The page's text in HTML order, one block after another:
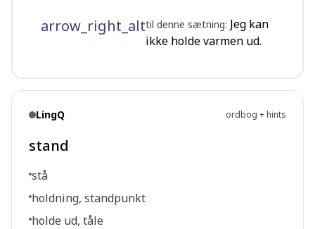
arrow_right_alttil denne sætning: Jeg kan
ikke holde varmen ud.
LingQ ordbog + hints
stand
stå
holdning, standpunkt
holde ud, tåle